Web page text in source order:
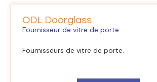
ODL Doorglass
Fournisseur de vitre de porte
Fournisseurs de vitre de porte.